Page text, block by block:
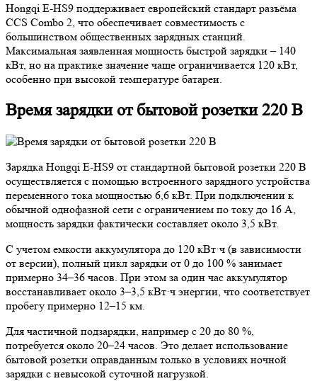
Hongqi E-HS9 поддерживает европейский стандарт разъёма
CCS Combo 2, что обеспечивает совместимость с
большинством общественных зарядных станций.
Максимальная заявленная мощность быстрой зарядки – 140
кВт, но на практике значение чаще ограничивается 120 кВт,
особенно при высокой температуре батареи.
Время зарядки от бытовой розетки 220 В
Зарядка Hongqi E-HS9 от стандартной бытовой розетки 220 В
осуществляется с помощью встроенного зарядного устройства
переменного тока мощностью 6,6 кВт. При подключении к
обычной однофазной сети с ограничением по току до 16 А,
мощность зарядки фактически составляет около 3,5 кВт.
С учетом емкости аккумулятора до 120 кВт·ч (в зависимости
от версии), полный цикл зарядки от 0 до 100 % занимает
примерно 34–36 часов. При этом за один час аккумулятор
восстанавливает около 3–3,5 кВт·ч энергии, что соответствует
пробегу примерно 12–15 км.
Для частичной подзарядки, например с 20 до 80 %,
потребуется около 20–24 часов. Это делает использование
бытовой розетки оправданным только в условиях ночной
зарядки с невысокой суточной нагрузкой.